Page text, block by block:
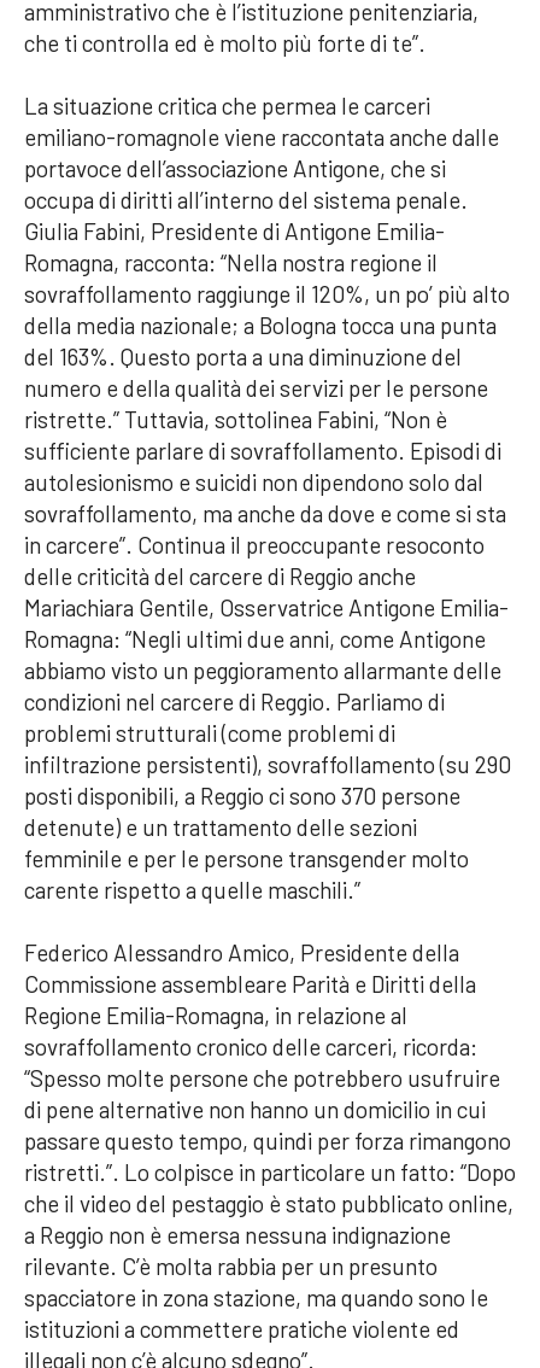
amministrativo che è l’istituzione penitenziaria,
che ti controlla ed è molto più forte di te”.
La situazione critica che permea le carceri
emiliano-romagnole viene raccontata anche dalle
portavoce dell’associazione Antigone, che si
occupa di diritti all’interno del sistema penale.
Giulia Fabini, Presidente di Antigone Emilia-
Romagna, racconta: “Nella nostra regione il
sovraffollamento raggiunge il 120%, un po’ più alto
della media nazionale; a Bologna tocca una punta
del 163%. Questo porta a una diminuzione del
numero e della qualità dei servizi per le persone
ristrette.” Tuttavia, sottolinea Fabini, “Non è
sufficiente parlare di sovraffollamento. Episodi di
autolesionismo e suicidi non dipendono solo dal
sovraffollamento, ma anche da dove e come si sta
in carcere”. Continua il preoccupante resoconto
delle criticità del carcere di Reggio anche
Mariachiara Gentile, Osservatrice Antigone Emilia-
Romagna: “Negli ultimi due anni, come Antigone
abbiamo visto un peggioramento allarmante delle
condizioni nel carcere di Reggio. Parliamo di
problemi strutturali (come problemi di
infiltrazione persistenti), sovraffollamento (su 290
posti disponibili, a Reggio ci sono 370 persone
detenute) e un trattamento delle sezioni
femminile e per le persone transgender molto
carente rispetto a quelle maschili.”
Federico Alessandro Amico, Presidente della
Commissione assembleare Parità e Diritti della
Regione Emilia-Romagna, in relazione al
sovraffollamento cronico delle carceri, ricorda:
“Spesso molte persone che potrebbero usufruire
di pene alternative non hanno un domicilio in cui
passare questo tempo, quindi per forza rimangono
ristretti.”. Lo colpisce in particolare un fatto: “Dopo
che il video del pestaggio è stato pubblicato online,
a Reggio non è emersa nessuna indignazione
rilevante. C’è molta rabbia per un presunto
spacciatore in zona stazione, ma quando sono le
istituzioni a commettere pratiche violente ed
illegali non c’è alcuno sdegno”.